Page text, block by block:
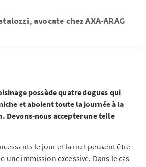
avocate chez AXA-ARAG
possède quatre dogues qui
et aboient toute la journée à la
Devons-nous accepter une telle
le jour et la nuit peuvent être
une immission excessive. Dans le cas